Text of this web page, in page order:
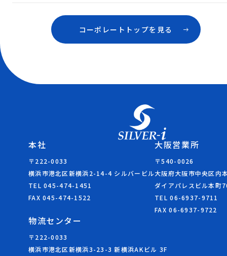
コーポレートトップを見る
本社
〒222-0033
横浜市港北区新横浜2-14-4 シルバービル
TEL 045-474-1451
FAX 045-474-1522
大阪営業所
〒540-0026
大阪府大阪市中央区内
ダイアパレスビル本町
TEL 06-6937-9711
FAX 06-6937-9722
物流センター
〒222-0033
横浜市港北区新横浜3-23-3 新横浜AKビル 3F